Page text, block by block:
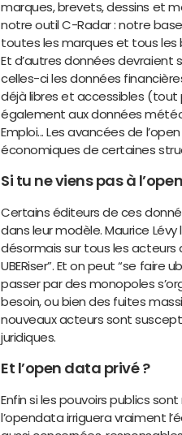
marques, brevets, dessins et
notre outil C-Radar : notre
toutes les marques et tous les
Et d’autres données devraient
celles-ci les données
déjà libres et accessibles (tout
également aux données
Emploi... Les avancées de
économiques de certaines
Si tu ne viens pas à
Certains éditeurs de ces
dans leur modèle. Maurice
désormais sur tous les acteurs
UBERiser”. Et on peut “se faire
passer par des monopoles
besoin, ou bien des fuites
nouveaux acteurs sont
juridiques.
Et l’open data privé ?
Enfin si les pouvoirs publics
l’opendata irriguera vraiment